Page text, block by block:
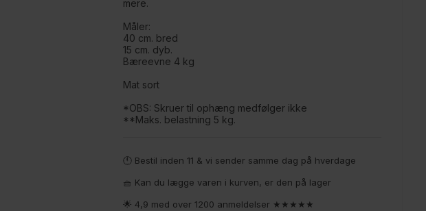
mere.
Måler:
40 cm. bred
15 cm. dyb.
Bæreevne 4 kg
Mat sort
*OBS: Skruer til ophæng medfølger ikke
**Maks. belastning 5 kg.
🕚 Bestil inden 11 & vi sender samme dag på hverdage
🧺 Kan du lægge varen i kurven, er den på lager
🌟 4,9 med over 1200 anmeldelser ★★★★★